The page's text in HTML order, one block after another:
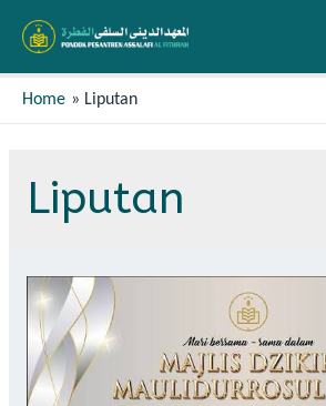
Home Liputan
Liputan